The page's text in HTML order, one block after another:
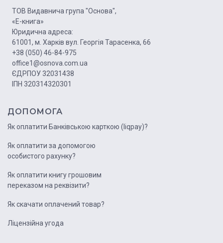
ТОВ Видавнича група "Основа",
«Е-книга»
Юридична адреса:
61001, м. Харків вул. Георгія Тарасенка, 66
+38 (050) 46-84-975
office1@osnova.com.ua
ЄДРПОУ 32031438
ІПН 320314320301
ДОПОМОГА
Як оплатити Банківською карткою (liqpay)?
Як оплатити за допомогою
особистого рахунку?
Як оплатити книгу грошовим
переказом на реквізити?
Як скачати оплачений товар?
Ліцензійна угода